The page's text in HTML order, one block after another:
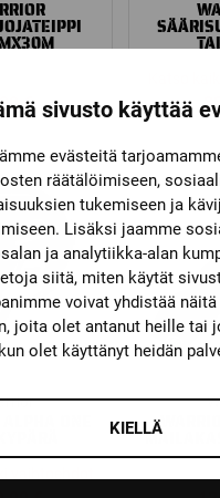
sivusto käyttää
evästeitä
räätälöimiseen,
tukemiseen ja
Lisäksi jaamme
ja analytiikka-alan
siitä, miten käytät
voivat yhdistää
joita olet antanut heille tai
kun olet käyttänyt heidän
KIELLÄ
€